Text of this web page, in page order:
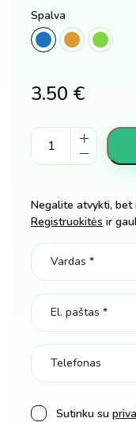
Spalva
3.50 €
Laistytuvas
vaikui
Negalite atvykti, bet
Registruokitės ir
Sutinku su